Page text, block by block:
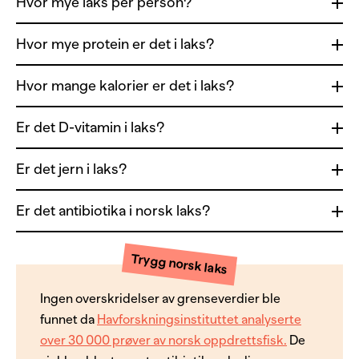
Hvor mye protein er det i laks?
Hvor mange kalorier er det i laks?
Er det D-vitamin i laks?
Er det jern i laks?
Er det antibiotika i norsk laks?
Trygg norsk laks
Ingen overskridelser av grenseverdier ble
funnet da Havforskningsinstituttet analyserte
over 30 000 prøver av norsk oppdrettsfisk. De